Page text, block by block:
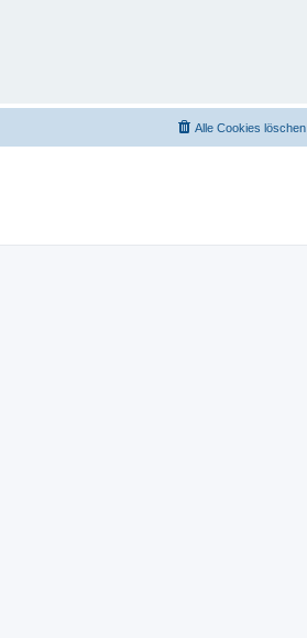
Alle Cookies löschen